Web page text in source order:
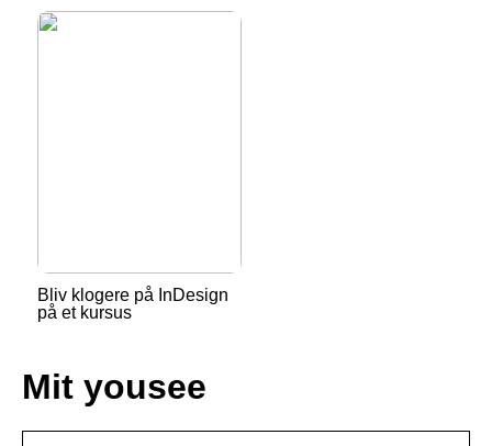
Bliv klogere på InDesign
på et kursus
Mit yousee